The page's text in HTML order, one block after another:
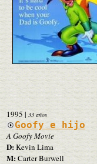
1995 | 33 años
Goofy e hijo
A Goofy Movie
D:Kevin Lima
M:Carter Burwell